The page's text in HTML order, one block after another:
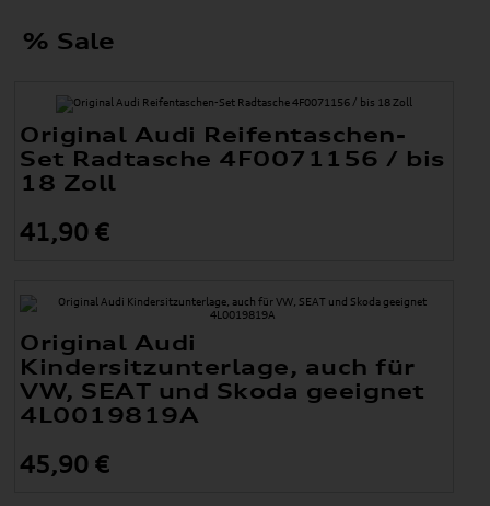
% Sale
Original Audi Reifentaschen-
Set Radtasche 4F0071156 / bis
18 Zoll
41,90 €
Original Audi
Kindersitzunterlage, auch für
VW, SEAT und Skoda geeignet
4L0019819A
45,90 €